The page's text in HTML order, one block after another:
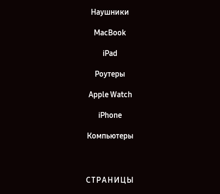
Наушники
MacBook
iPad
Роутеры
Apple Watch
iPhone
Компьютеры
СТРАНИЦЫ